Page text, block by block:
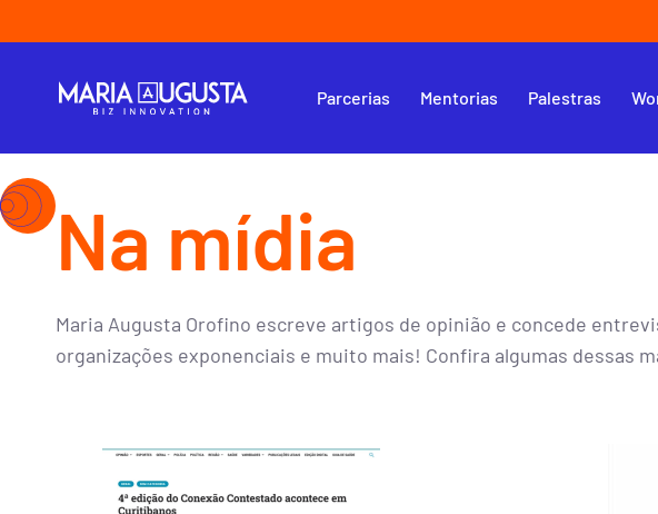
Parcerias Mentorias Palestras
Na mídia​
Maria Augusta Orofino escreve artigos de opinião e concede
organizações exponenciais e muito mais! Confira algumas dessas